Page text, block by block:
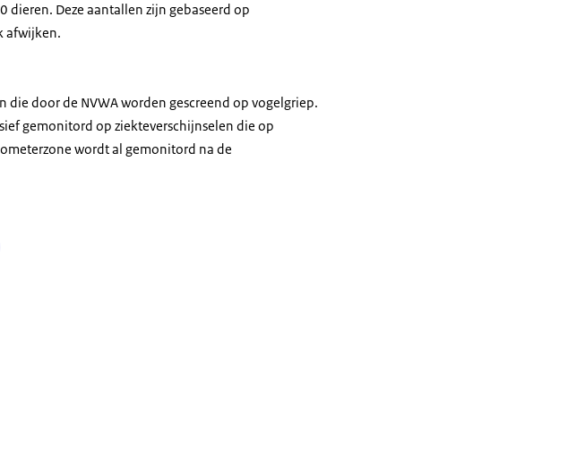
Deze aantallen zijn gebaseerd op
afwijken.
door de NVWA worden gescreend op vogelgriep.
gemonitord op ziekteverschijnselen die op
wordt al gemonitord na de